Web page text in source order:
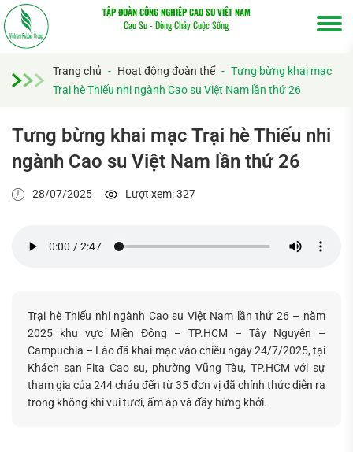
TẬP ĐOÀN CÔNG NGHIỆP CAO SU VIỆT NAM
Cao Su - Dòng Chảy Cuộc Sống
Trang chủ - Hoạt động đoàn thể - Tưng bừng khai mạc
Trại hè Thiếu nhi ngành Cao su Việt Nam lần thứ 26
Tưng bừng khai mạc Trại hè Thiếu nhi
ngành Cao su Việt Nam lần thứ 26
28/07/2025 Lượt xem: 327
Trại hè Thiếu nhi ngành Cao su Việt Nam lần thứ 26 – năm
2025 khu vực Miền Đông – TP.HCM – Tây Nguyên –
Campuchia – Lào đã khai mạc vào chiều ngày 24/7/2025, tại
Khách sạn Fita Cao su, phường Vũng Tàu, TP.HCM với sự
tham gia của 244 cháu đến từ 35 đơn vị đã chính thức diễn ra
trong không khí vui tươi, ấm áp và đầy hứng khởi.
Tìm
kiếm...